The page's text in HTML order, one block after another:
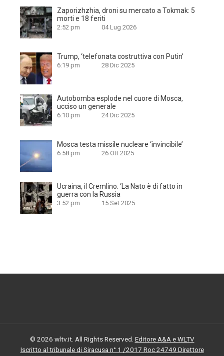
Zaporizhzhia, droni su mercato a Tokmak: 5
morti e 18 feriti
2:52 pm 04 Lug 2026
Trump, ‘telefonata costruttiva con Putin’
6:19 pm 28 Dic 2025
Autobomba esplode nel cuore di Mosca,
ucciso un generale
6:10 pm 24 Dic 2025
Mosca testa missile nucleare ‘invincibile’
6:58 pm 26 Ott 2025
Ucraina, il Cremlino: ‘La Nato è di fatto in
guerra con la Russia
3:52 pm 15 Set 2025
© 2026 wltv.it. All Rights Reserved. Editore A&A e WLTV
Iscritto al tribunale di Siracusa n° 1 /2017 Roc 24749 Direttore